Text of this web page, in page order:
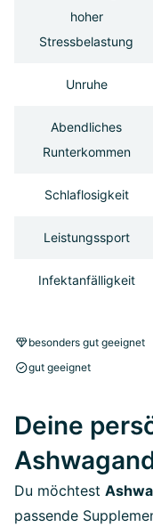
hoher
Stressbelastung
Unruhe
Abendliches
Runterkommen
Schlaflosigkeit
Leistungssport
Infektanfälligkeit
besonders gut geeignet
gut geeignet
Deine
Du möchtest
passende